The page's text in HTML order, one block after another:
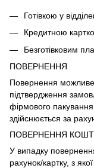
Готівкою у
Кредитною
Безготівковим
ПОВЕРНЕННЯ
Повернення
підтвердження
фірмового
здійснюється за
ПОВЕРНЕННЯ
У випадку
рахунок/картку, з